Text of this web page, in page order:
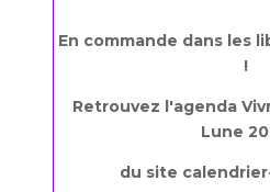
En commande dans les
!
Retrouvez l'agenda
Lune
du site